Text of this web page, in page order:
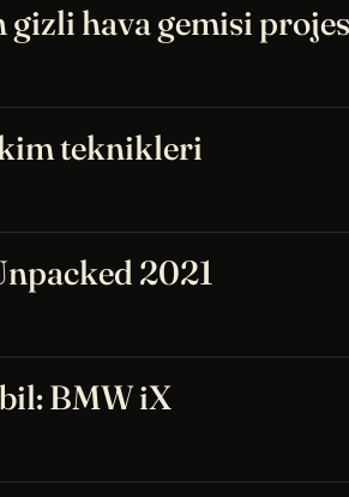
gizli hava gemisi
teknikleri
2021
BMW iX